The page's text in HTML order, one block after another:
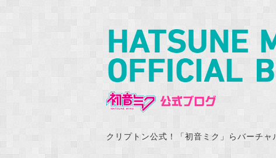
クリプトン公式！「初音ミク」らバーチャ